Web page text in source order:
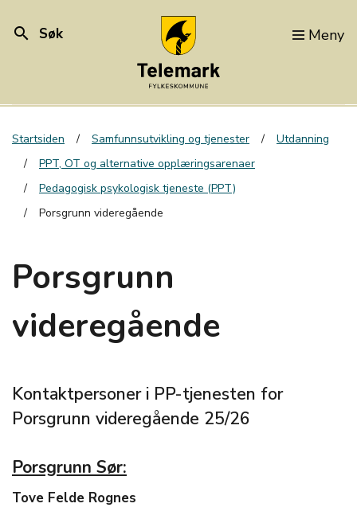
search Søk Meny
Startsiden Samfunnsutvikling og tjenester
Utdanning
PPT, OT og alternative opplæringsarenaer
Pedagogisk psykologisk tjeneste (PPT)
Porsgrunn videregående
Porsgrunn
videregående
Kontaktpersoner i PP-tjenesten for
Porsgrunn videregående 25/26
Porsgrunn Sør:
Tove Felde Rognes